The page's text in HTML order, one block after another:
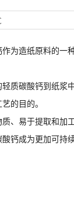
作为造纸原料的一
轻质碳酸钙到纸浆
的目的。
易于提取和加
钙成为更加可持